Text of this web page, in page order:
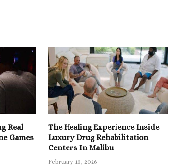
Real
Games
The Healing Experience Inside
Luxury Drug Rehabilitation
Centers In Malibu
February 13, 2026